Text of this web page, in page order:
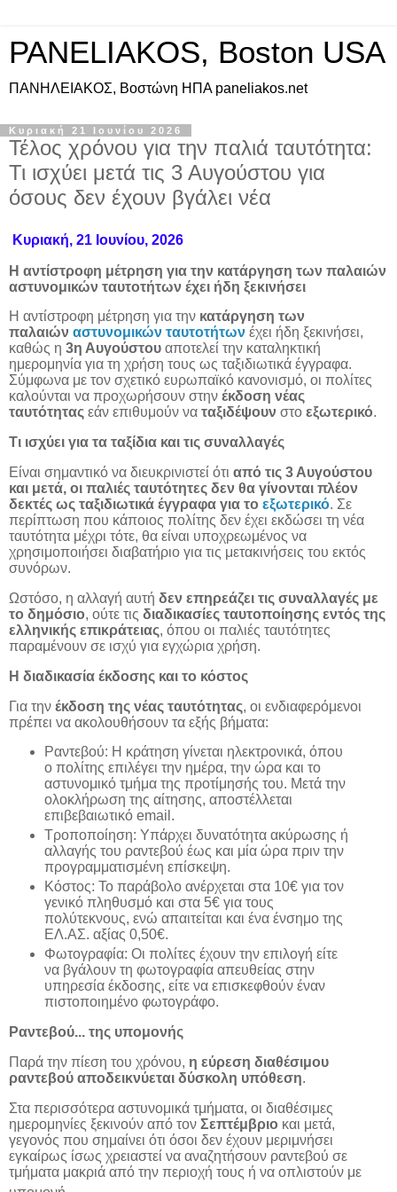
PANELIAKOS, Boston USA
ΠAΝΗΛΕΙΑΚΟΣ, Βοστώνη ΗΠΑ paneliakos.net
Κυριακή 21 Ιουνίου 2026
Τέλος χρόνου για την παλιά ταυτότητα:
Τι ισχύει μετά τις 3 Αυγούστου για
όσους δεν έχουν βγάλει νέα
Κυριακή, 21 Ιουνίου, 2026
Η αντίστροφη μέτρηση για την κατάργηση των παλαιών
αστυνομικών ταυτοτήτων έχει ήδη ξεκινήσει
Η αντίστροφη μέτρηση για την κατάργηση των
παλαιών αστυνομικών ταυτοτήτων έχει ήδη ξεκινήσει,
καθώς η 3η Αυγούστου αποτελεί την καταληκτική
ημερομηνία για τη χρήση τους ως ταξιδιωτικά έγγραφα.
Σύμφωνα με τον σχετικό ευρωπαϊκό κανονισμό, οι πολίτες
καλούνται να προχωρήσουν στην έκδοση νέας
ταυτότητας εάν επιθυμούν να ταξιδέψουν στο εξωτερικό.
Τι ισχύει για τα ταξίδια και τις συναλλαγές
Είναι σημαντικό να διευκρινιστεί ότι από τις 3 Αυγούστου
και μετά, οι παλιές ταυτότητες δεν θα γίνονται πλέον
δεκτές ως ταξιδιωτικά έγγραφα για το εξωτερικό. Σε
περίπτωση που κάποιος πολίτης δεν έχει εκδώσει τη νέα
ταυτότητα μέχρι τότε, θα είναι υποχρεωμένος να
χρησιμοποιήσει διαβατήριο για τις μετακινήσεις του εκτός
συνόρων.
Ωστόσο, η αλλαγή αυτή δεν επηρεάζει τις συναλλαγές με
το δημόσιο, ούτε τις διαδικασίες ταυτοποίησης εντός της
ελληνικής επικράτειας, όπου οι παλιές ταυτότητες
παραμένουν σε ισχύ για εγχώρια χρήση.
Η διαδικασία έκδοσης και το κόστος
Για την έκδοση της νέας ταυτότητας, οι ενδιαφερόμενοι
πρέπει να ακολουθήσουν τα εξής βήματα:
Ραντεβού: Η κράτηση γίνεται ηλεκτρονικά, όπου
ο πολίτης επιλέγει την ημέρα, την ώρα και το
αστυνομικό τμήμα της προτίμησής του. Μετά την
ολοκλήρωση της αίτησης, αποστέλλεται
επιβεβαιωτικό email.
Τροποποίηση: Υπάρχει δυνατότητα ακύρωσης ή
αλλαγής του ραντεβού έως και μία ώρα πριν την
προγραμματισμένη επίσκεψη.
Κόστος: Το παράβολο ανέρχεται στα 10€ για τον
γενικό πληθυσμό και στα 5€ για τους
πολύτεκνους, ενώ απαιτείται και ένα ένσημο της
ΕΛ.ΑΣ. αξίας 0,50€.
Φωτογραφία: Οι πολίτες έχουν την επιλογή είτε
να βγάλουν τη φωτογραφία απευθείας στην
υπηρεσία έκδοσης, είτε να επισκεφθούν έναν
πιστοποιημένο φωτογράφο.
Ραντεβού... της υπομονής
Παρά την πίεση του χρόνου, η εύρεση διαθέσιμου
ραντεβού αποδεικνύεται δύσκολη υπόθεση.
Στα περισσότερα αστυνομικά τμήματα, οι διαθέσιμες
ημερομηνίες ξεκινούν από τον Σεπτέμβριο και μετά,
γεγονός που σημαίνει ότι όσοι δεν έχουν μεριμνήσει
εγκαίρως ίσως χρειαστεί να αναζητήσουν ραντεβού σε
τμήματα μακριά από την περιοχή τους ή να οπλιστούν με